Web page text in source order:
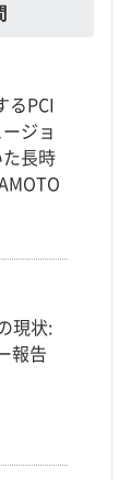
るPCI
ジョ
た長時
現状:
報告